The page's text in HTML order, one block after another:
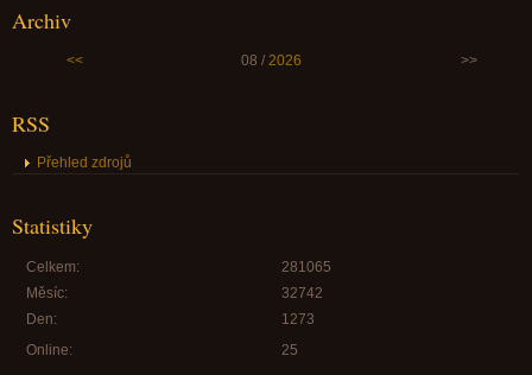
Archiv
<< 08 / 2026 >>
RSS
Přehled zdrojů
Statistiky
Online: 25
Celkem:
281065
Měsíc:
32742
Den:
1273